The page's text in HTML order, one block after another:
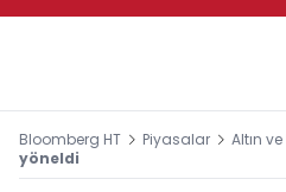
Bloomberg HT Piyasalar Altın
yöneldi